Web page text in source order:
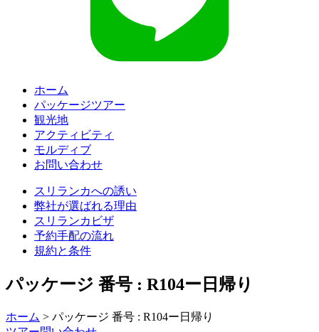
ホーム
パッケージツアー
観光地
アクティビティ
モルディブ
お問い合わせ
スリランカへの誘い
弊社が選ばれる理由
スリランカビザ
予約手配の流れ
規約と条件
パッケージ 番号 : R104ー日帰り
ホーム > パッケージ 番号 : R104ー日帰り